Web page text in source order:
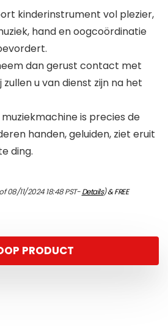
kinderinstrument vol plezier,
hand en oogcoördinatie
dan gerust contact met
u van dienst zijn na het
muziekmachine is precies de
handen, geluiden, ziet eruit
ding.
08/11/2024 18:48 PST-Details)&FREE
PRODUCT